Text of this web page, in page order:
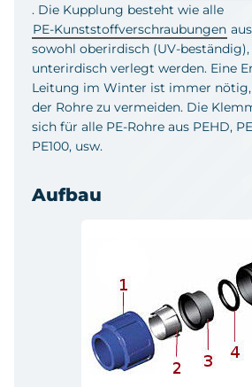
. Die Kupplung besteht wie alle
PE-Kunststoffverschraubungen
sowohl oberirdisch (UV-beständig),
unterirdisch verlegt werden. Eine
Leitung im Winter ist immer
der Rohre zu vermeiden. Die
sich für alle PE-Rohre aus PEHD,
PE100, usw.
Aufbau